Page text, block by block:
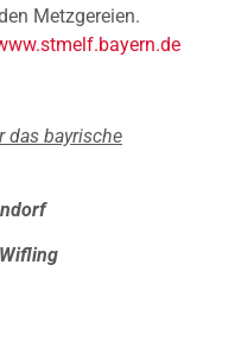
Metzgereien.
das bayrische